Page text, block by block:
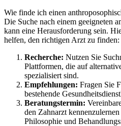
Wie finde ich einen
Die Suche nach einem geeigneten
kann eine Herausforderung sein.
helfen, den richtigen Arzt zu finden:
Recherche: Nutzen Sie
Plattformen, die auf
spezialisiert sind.
Empfehlungen: Fragen Sie
bestehende
Beratungstermin:
den Zahnarzt
Philosophie und